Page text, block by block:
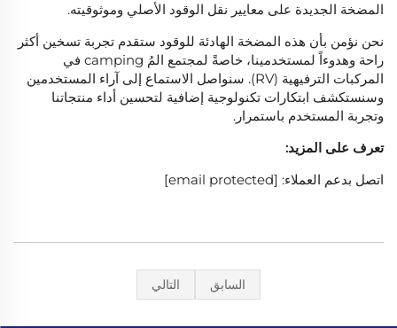
المضخة الجديدة على معايير نقل الوقود الأصلي وموثوقيته.
نحن نؤمن بأن هذه المضخة الهادئة للوقود ستقدم تجربة تسخين أكثر
راحة وهدوءاً لمستخدمينا، خاصةً لمجتمع المُ camping في
المركبات الترفيهية (RV). سنواصل الاستماع إلى آراء المستخدمين
وسنستكشف ابتكارات تكنولوجية إضافية لتحسين أداء منتجاتنا
وتجربة المستخدم باستمرار.
تعرف على المزيد:
اتصل بدعم العملاء: [email protected]
السابق التالي